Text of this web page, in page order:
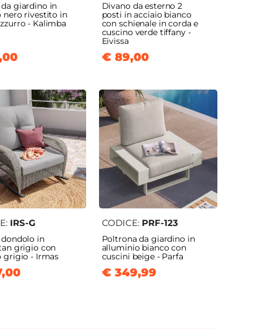
giardino in
nero rivestito in
- Kalimba
Divano da esterno 2
posti in acciaio bianco
con schienale in corda e
cuscino verde tiffany -
Eivissa
€ 89,00
IRS-G
dondolo in
grigio con
grigio - Irmas
CODICE: PRF-123
Poltrona da giardino in
alluminio bianco con
cuscini beige - Parfa
€ 349,99